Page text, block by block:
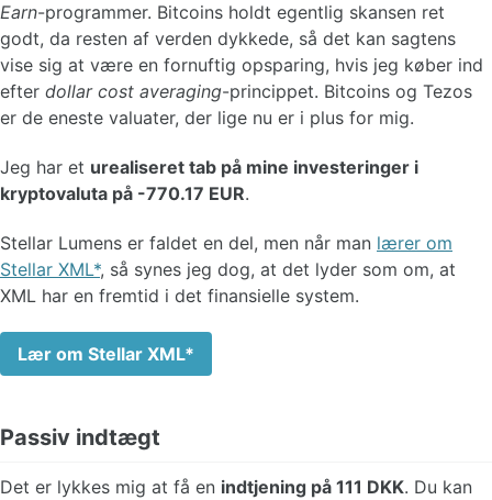
Earn-programmer. Bitcoins holdt egentlig skansen ret
godt, da resten af verden dykkede, så det kan sagtens
vise sig at være en fornuftig opsparing, hvis jeg køber ind
efter dollar cost averaging-princippet. Bitcoins og Tezos
er de eneste valuater, der lige nu er i plus for mig.
Jeg har et urealiseret tab på mine investeringer i
kryptovaluta på -770.17 EUR.
Stellar Lumens er faldet en del, men når man lærer om
Stellar XML , så synes jeg dog, at det lyder som om, at
XML har en fremtid i det finansielle system.
Lær om Stellar XML
Passiv indtægt
Det er lykkes mig at få en indtjening på 111 DKK. Du kan